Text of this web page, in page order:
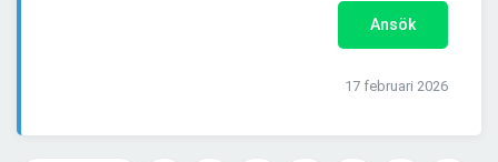
Ansök
17 februari 2026